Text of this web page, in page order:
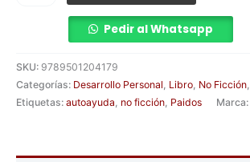
Pedir al Whatsapp
SKU: 9789501204179
Categorías: Desarrollo Personal, Libro, No Ficción,
Etiquetas: autoayuda, no ficción, Paidos Marca: